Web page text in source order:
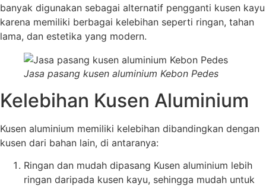
banyak digunakan sebagai alternatif pengganti kusen kayu
karena memiliki berbagai kelebihan seperti ringan, tahan
lama, dan estetika yang modern.
Jasa pasang kusen aluminium Kebon Pedes
Kelebihan Kusen Aluminium
Kusen aluminium memiliki kelebihan dibandingkan dengan
kusen dari bahan lain, di antaranya:
Ringan dan mudah dipasang Kusen aluminium lebih
ringan daripada kusen kayu, sehingga mudah untuk